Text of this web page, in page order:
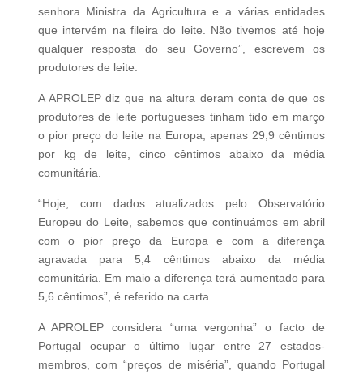
senhora Ministra da Agricultura e a várias entidades
que intervém na fileira do leite. Não tivemos até hoje
qualquer resposta do seu Governo”, escrevem os
produtores de leite.
A APROLEP diz que na altura deram conta de que os
produtores de leite portugueses tinham tido em março
o pior preço do leite na Europa, apenas 29,9 cêntimos
por kg de leite, cinco cêntimos abaixo da média
comunitária.
“Hoje, com dados atualizados pelo Observatório
Europeu do Leite, sabemos que continuámos em abril
com o pior preço da Europa e com a diferença
agravada para 5,4 cêntimos abaixo da média
comunitária. Em maio a diferença terá aumentado para
5,6 cêntimos”, é referido na carta.
A APROLEP considera “uma vergonha” o facto de
Portugal ocupar o último lugar entre 27 estados-
membros, com “preços de miséria”, quando Portugal